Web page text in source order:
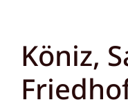
Köniz,